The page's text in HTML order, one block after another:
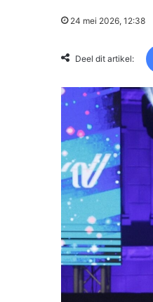
24 mei 2026, 12:38
Deel dit artikel: